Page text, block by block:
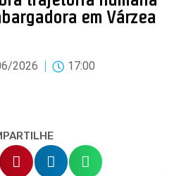
em Várzea
2026 17:00